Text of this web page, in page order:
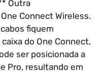
Outra
Connect Wireless.
fiquem
do One Connect,
ser posicionada a
Pro, resultando em